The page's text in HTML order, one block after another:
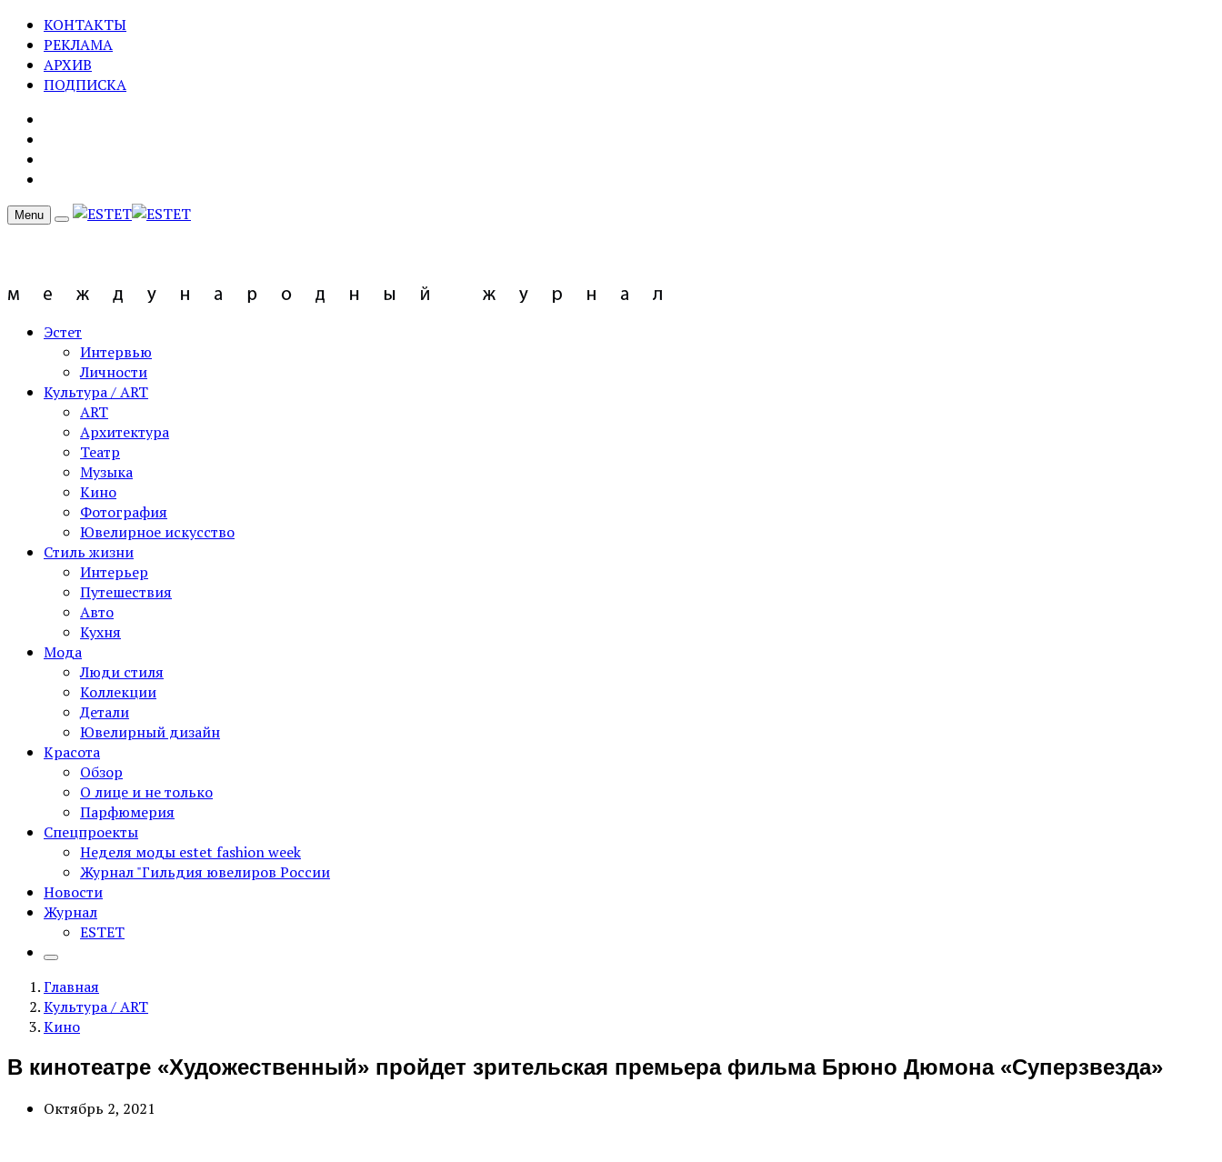
КОНТАКТЫ
РЕКЛАМА
АРХИВ
ПОДПИСКА
Menu
Эстет
Интервью
Личности
Культура / ART
ART
Архитектура
Театр
Музыка
Кино
Фотография
Ювелирное искусство
Стиль жизни
Интерьер
Путешествия
Авто
Кухня
Мода
Люди стиля
Коллекции
Детали
Ювелирный дизайн
Красота
Обзор
О лице и не только
Парфюмерия
Спецпроекты
Неделя моды estet fashion week
Журнал "Гильдия ювелиров России
Новости
Журнал
ESTET
Главная
Культура / ART
Кино
В кинотеатре «Художественный» пройдет зрительская премьера фильма Брюно Дюмона «Суперзвезда»
Октябрь 2, 2021